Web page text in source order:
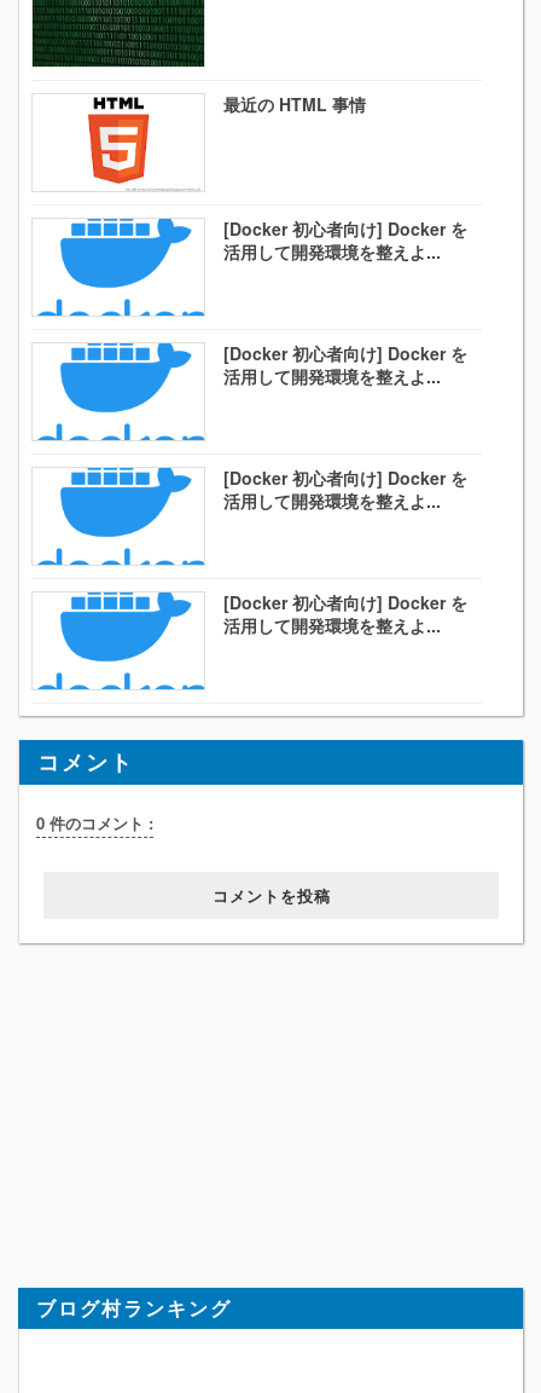
最近の HTML 事情
[Docker 初心者向け] Docker を
活用して開発環境を整えよ...
[Docker 初心者向け] Docker を
活用して開発環境を整えよ...
[Docker 初心者向け] Docker を
活用して開発環境を整えよ...
[Docker 初心者向け] Docker を
活用して開発環境を整えよ...
コメント
0 件のコメント :
コメントを投稿
ブログ村ランキング